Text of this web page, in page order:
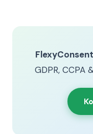
FlexyConsent
GDPR, CCPA